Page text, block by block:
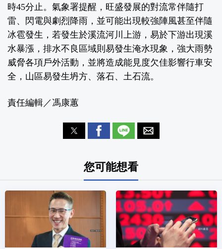
時45分止。氣象署提醒，旺盛發展的對流常伴隨打
雷、閃電與劇烈降雨，並可能出現較強陣風甚至伴隨
冰雹發生，若發生於溪流河川上游，易於下游出現溪
水暴漲，排水不良區域則易發生淹水現象，強大雨勢
威脅各項戶外活動，並將造成能見度欠佳影響行車安
全，山區易發生坍方、落石、土石流。
責任編輯／馮康蕙
您可能想看